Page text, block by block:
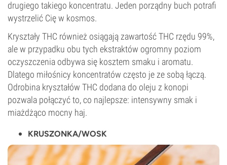
drugiego takiego koncentratu. Jeden porządny buch potrafi
wystrzelić Cię w kosmos.
Kryształy THC również osiągają zawartość THC rzędu 99%,
ale w przypadku obu tych ekstraktów ogromny poziom
oczyszczenia odbywa się kosztem smaku i aromatu.
Dlatego miłośnicy koncentratów często je ze sobą łączą.
Odrobina kryształów THC dodana do oleju z konopi
pozwala połączyć to, co najlepsze: intensywny smak i
miażdżąco mocny haj.
KRUSZONKA/WOSK